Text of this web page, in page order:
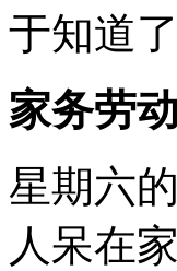
于知道
家务劳
星期六
人呆在家